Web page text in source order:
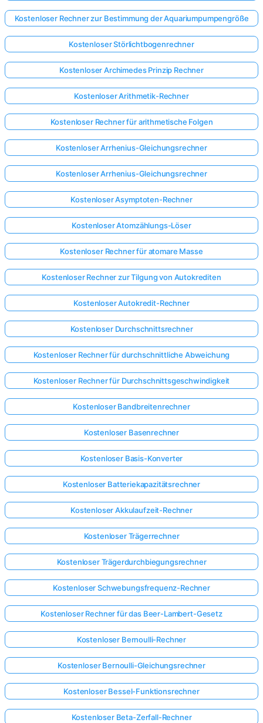
Noch
keine
Stellen
Sie
Ihre
erste
Frage
Kostenloser Rechner zur Bestimmung der Aquariumpumpengröße
Kostenloser Störlichtbogenrechner
Kostenloser Archimedes Prinzip Rechner
Kostenloser Arithmetik-Rechner
Kostenloser Rechner für arithmetische Folgen
Kostenloser Arrhenius-Gleichungsrechner
Kostenloser Arrhenius-Gleichungsrechner
Kostenloser Asymptoten-Rechner
Kostenloser Atomzählungs-Löser
Kostenloser Rechner für atomare Masse
Kostenloser Rechner zur Tilgung von Autokrediten
Kostenloser Autokredit-Rechner
Kostenloser Durchschnittsrechner
Kostenloser Rechner für durchschnittliche Abweichung
Kostenloser Rechner für Durchschnittsgeschwindigkeit
Kostenloser Bandbreitenrechner
Kostenloser Basenrechner
Kostenloser Basis-Konverter
Kostenloser Batteriekapazitätsrechner
Kostenloser Akkulaufzeit-Rechner
Kostenloser Trägerrechner
Kostenloser Trägerdurchbiegungsrechner
Kostenloser Schwebungsfrequenz-Rechner
Kostenloser Rechner für das Beer-Lambert-Gesetz
Kostenloser Bernoulli-Rechner
Kostenloser Bernoulli-Gleichungsrechner
Kostenloser Bessel-Funktionsrechner
Kostenloser Beta-Zerfall-Rechner